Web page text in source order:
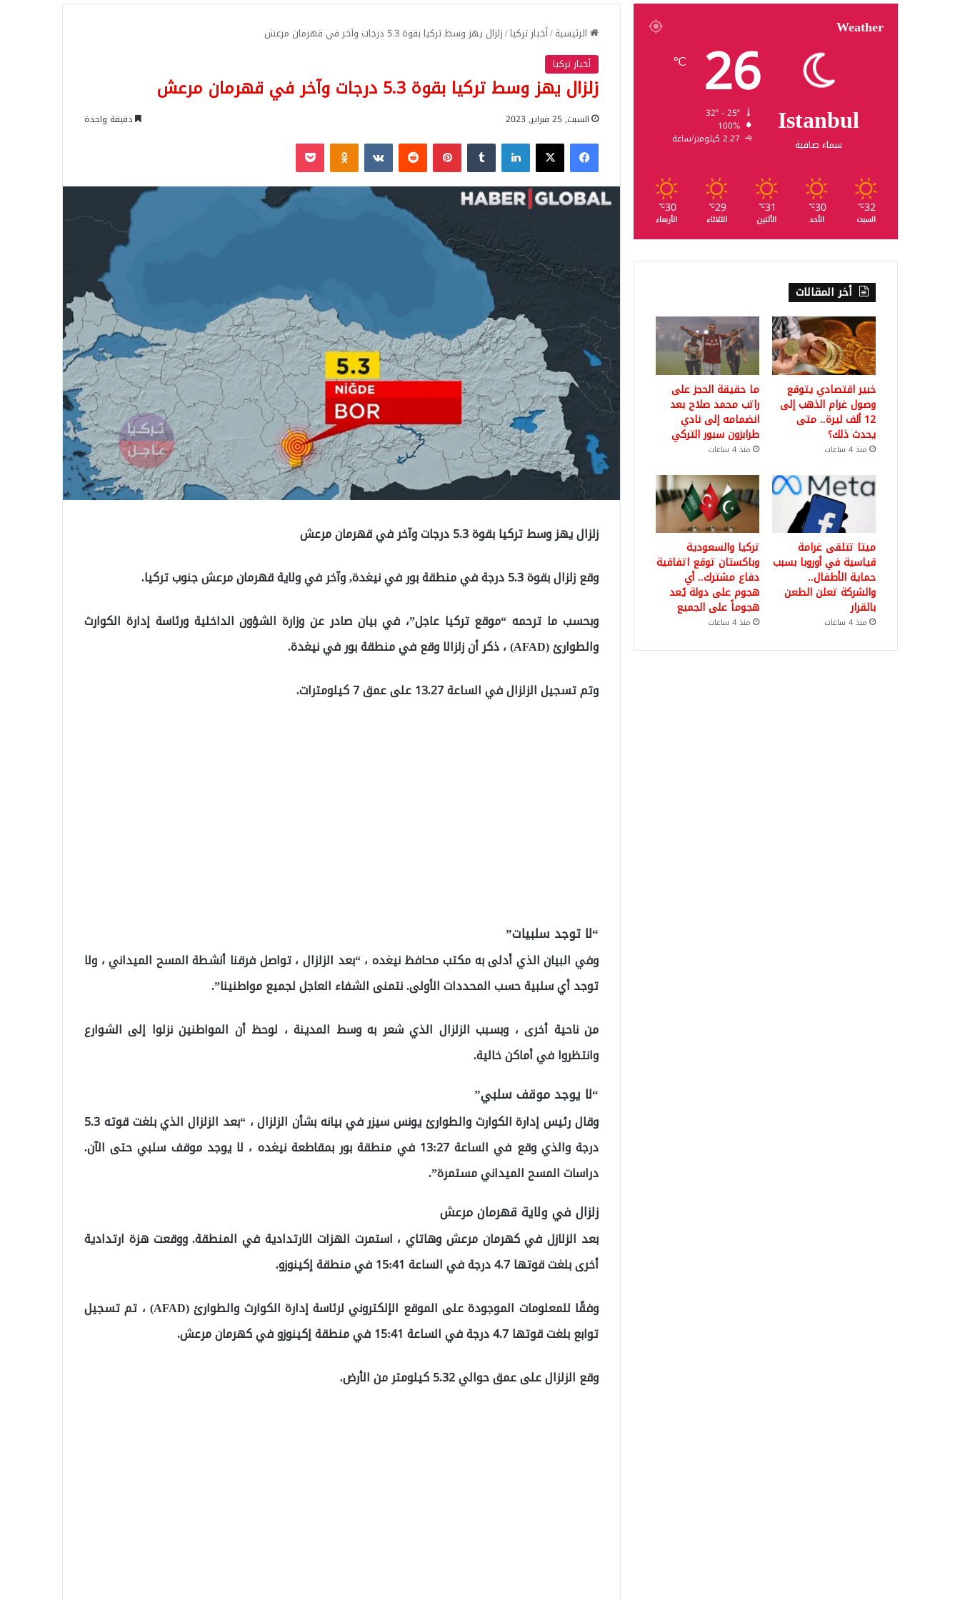
الرئيسية/أخبار تركيا/زلزال يهز وسط تركيا بقوة 5.3 درجات وآخر في قهرمان مرعش
أخبار تركيا
زلزال يهز وسط تركيا بقوة 5.3 درجات وآخر في قهرمان مرعش
السبت, 25 فبراير, 2023 دقيقة واحدة
فيسبوك‫X لينكدإن بينتيريست Odnoklassniki
‫Pocket
زلزال يهز وسط تركيا بقوة 5.3 درجات وآخر في قهرمان مرعش
وقع زلزال بقوة 5.3 درجة في منطقة بور في نيغدة, وآخر في ولاية قهرمان مرعش جنوب تركيا.
وبحسب ما ترحمه “موقع تركيا عاجل”، في بيان صادر عن وزارة الشؤون الداخلية ورئاسة إدارة الكوارث
والطوارئ (AFAD) ، ذكر أن زلزالا وقع في منطقة بور في نيغدة.
وتم تسجيل الزلزال في الساعة 13.27 على عمق 7 كيلومترات.
“لا توجد سلبيات”
وفي البيان الذي أدلى به مكتب محافظ نيغده ، “بعد الزلزال ، تواصل فرقنا أنشطة المسح الميداني ، ولا
توجد أي سلبية حسب المحددات الأولى. نتمنى الشفاء العاجل لجميع مواطنينا”.
من ناحية أخرى ، وبسبب الزلزال الذي شعر به وسط المدينة ، لوحظ أن المواطنين نزلوا إلى الشوارع
وانتظروا في أماكن خالية.
“لا يوجد موقف سلبي”
وقال رئيس إدارة الكوارث والطوارئ يونس سيزر في بيانه بشأن الزلزال ، “بعد الزلزال الذي بلغت قوته 5.3
درجة والذي وقع في الساعة 13:27 في منطقة بور بمقاطعة نيغده ، لا يوجد موقف سلبي حتى الآن.
دراسات المسح الميداني مستمرة”.
زلزال في ولاية قهرمان مرعش
بعد الزلازل في كهرمان مرعش وهاتاي ، استمرت الهزات الارتدادية في المنطقة. ووقعت هزة ارتدادية
أخرى بلغت قوتها 4.7 درجة في الساعة 15:41 في منطقة إكينوزو.
وفقًا للمعلومات الموجودة على الموقع الإلكتروني لرئاسة إدارة الكوارث والطوارئ (AFAD) ، تم تسجيل
توابع بلغت قوتها 4.7 درجة في الساعة 15:41 في منطقة إكينوزو في كهرمان مرعش.
وقع الزلزال على عمق حوالي 5.32 كيلومتر من الأرض.
Weather
Istanbul
سماء صافية
26
℃
100%
2.27 كيلومتر/ساعة
32
℃
السبت
30
℃
الأحد
31
℃
الأثنين
29
℃
الثلاثاء
30
℃
الأربعاء
أخر المقالات
خبير اقتصادي يتوقع
وصول غرام الذهب إلى
12 ألف ليرة.. متى
يحدث ذلك؟
منذ 4 ساعات
ما حقيقة الحجز على
راتب محمد صلاح بعد
انضمامه إلى نادي
طرابزون سبور التركي
منذ 4 ساعات
ميتا تتلقى غرامة
قياسية في أوروبا بسبب
حماية الأطفال..
والشركة تعلن الطعن
بالقرار
منذ 4 ساعات
تركيا والسعودية
وباكستان توقع اتفاقية
دفاع مشترك.. أي
هجوم على دولة يُعد
هجوماً على الجميع
منذ 4 ساعات